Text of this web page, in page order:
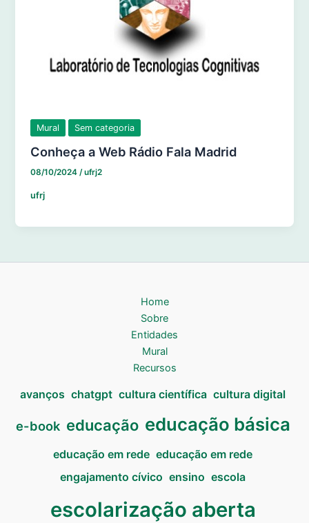
Mural Sem categoria
Conheça a Web Rádio Fala Madrid
08/10/2024/ufrj2
ufrj
Home
Sobre
Entidades
Mural
Recursos
avanços chatgpt cultura científica cultura digital
e-book educação educação básica
educação em rede educação em rede
engajamento cívico ensino escola
escolarização aberta